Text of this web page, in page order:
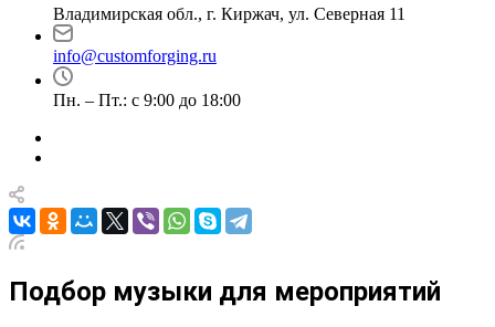
Владимирская обл., г. Киржач, ул. Северная 11
info@customforging.ru
Пн. – Пт.: с 9:00 до 18:00
Подбор музыки для мероприятий